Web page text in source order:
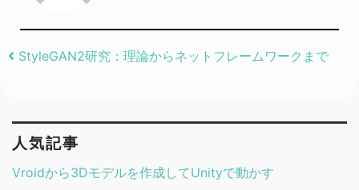
Post navigation
StyleGAN2研究：理論からネットフレームワークまで
人気記事
Vroidから3Dモデルを作成してUnityで動かす